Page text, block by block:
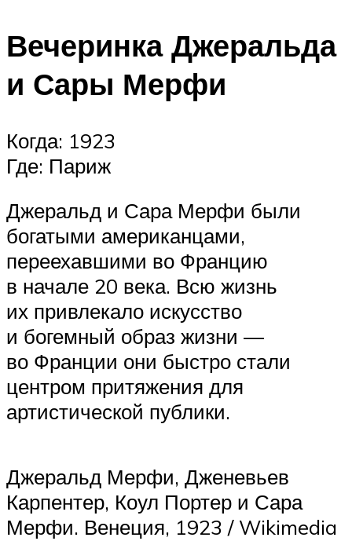
Вечеринка Джеральда
и Сары Мерфи
Когда: 1923
Где: Париж
Джеральд и Сара Мерфи были
богатыми американцами,
переехавшими во Францию
в начале 20 века. Всю жизнь
их привлекало искусство
и богемный образ жизни —
во Франции они быстро стали
центром притяжения для
артистической публики.
Джеральд Мерфи, Дженевьев
Карпентер, Коул Портер и Сара
Мерфи. Венеция, 1923 / Wikimedia